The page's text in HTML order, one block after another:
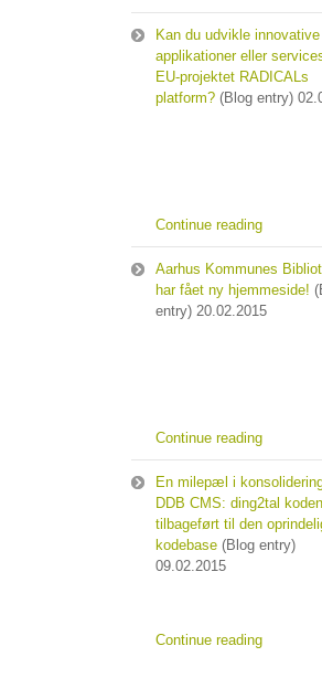
Kan du udvikle innovative
applikationer eller
EU-projektet RADICALs
platform?(Blog entry)
Continue reading
Aarhus Kommunes
har fået ny hjemmeside!
entry) 20.02.2015
Continue reading
En milepæl i
DDB CMS: ding2tal
tilbageført til den
kodebase(Blog entry)
09.02.2015
Continue reading